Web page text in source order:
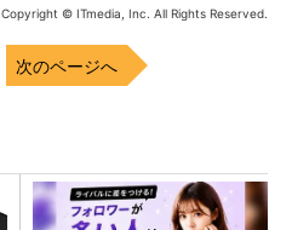
Copyright © ITmedia, Inc. All Rights Reserved.
次のページへ